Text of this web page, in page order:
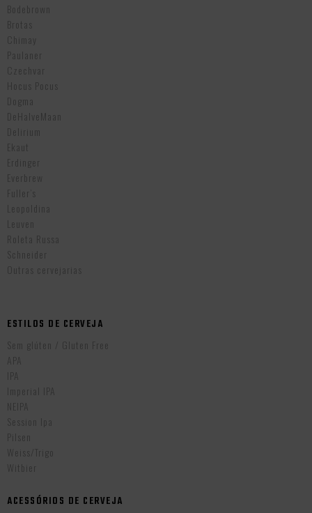
Bodebrown
Brotas
Chimay
Paulaner
Czechvar
Hocus Pocus
Dogma
DeHalveMaan
Delirium
Ekaut
Erdinger
Everbrew
Fuller’s
Leopoldina
Leuven
Roleta Russa
Schneider
Outras cervejarias
ESTILOS DE CERVEJA
Sem glúten / Gluten Free
APA
IPA
Imperial IPA
NEIPA
Session Ipa
Pilsen
Weiss/Trigo
Witbier
ACESSÓRIOS DE CERVEJA